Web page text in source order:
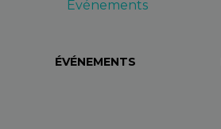
ÉVÉNEMENTS